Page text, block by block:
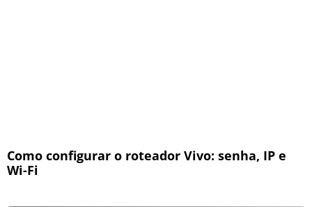
Como configurar o roteador Vivo: senha, IP e
Wi-Fi